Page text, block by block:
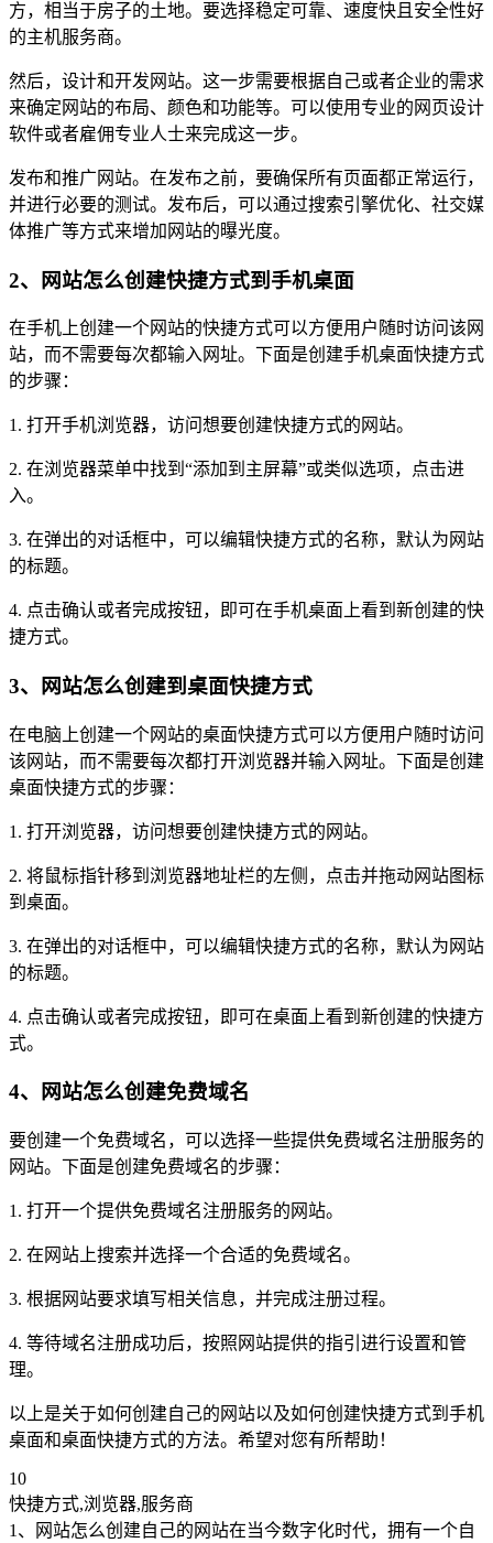
方，相当于房子的土地。要选择稳定可靠、速度快且安全性好
的主机服务商。
然后，设计和开发网站。这一步需要根据自己或者企业的需求
来确定网站的布局、颜色和功能等。可以使用专业的网页设计
软件或者雇佣专业人士来完成这一步。
发布和推广网站。在发布之前，要确保所有页面都正常运行，
并进行必要的测试。发布后，可以通过搜索引擎优化、社交媒
体推广等方式来增加网站的曝光度。
2、网站怎么创建快捷方式到手机桌面
在手机上创建一个网站的快捷方式可以方便用户随时访问该网
站，而不需要每次都输入网址。下面是创建手机桌面快捷方式
的步骤：
1. 打开手机浏览器，访问想要创建快捷方式的网站。
2. 在浏览器菜单中找到“添加到主屏幕”或类似选项，点击进
入。
3. 在弹出的对话框中，可以编辑快捷方式的名称，默认为网站
的标题。
4. 点击确认或者完成按钮，即可在手机桌面上看到新创建的快
捷方式。
3、网站怎么创建到桌面快捷方式
在电脑上创建一个网站的桌面快捷方式可以方便用户随时访问
该网站，而不需要每次都打开浏览器并输入网址。下面是创建
桌面快捷方式的步骤：
1. 打开浏览器，访问想要创建快捷方式的网站。
2. 将鼠标指针移到浏览器地址栏的左侧，点击并拖动网站图标
到桌面。
3. 在弹出的对话框中，可以编辑快捷方式的名称，默认为网站
的标题。
4. 点击确认或者完成按钮，即可在桌面上看到新创建的快捷方
式。
4、网站怎么创建免费域名
要创建一个免费域名，可以选择一些提供免费域名注册服务的
网站。下面是创建免费域名的步骤：
1. 打开一个提供免费域名注册服务的网站。
2. 在网站上搜索并选择一个合适的免费域名。
3. 根据网站要求填写相关信息，并完成注册过程。
4. 等待域名注册成功后，按照网站提供的指引进行设置和管
理。
以上是关于如何创建自己的网站以及如何创建快捷方式到手机
桌面和桌面快捷方式的方法。希望对您有所帮助！
10
快捷方式,浏览器,服务商
1、网站怎么创建自己的网站在当今数字化时代，拥有一个自